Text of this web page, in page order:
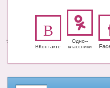
ВКонтакте
Одно-­
класс­ники